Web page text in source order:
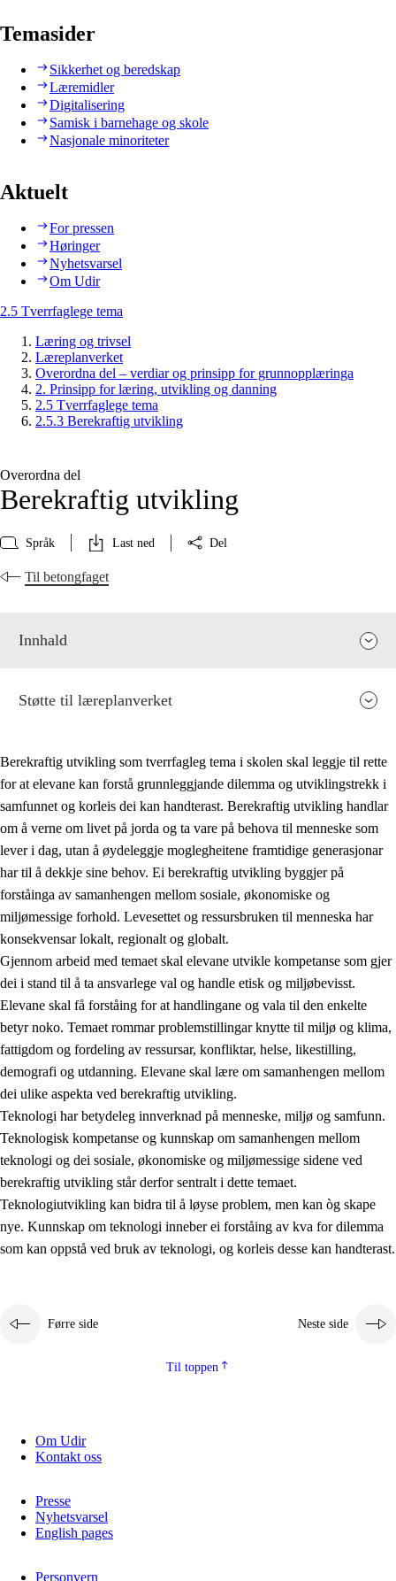
Temasider
Sikkerhet og beredskap
Læremidler
Digitalisering
Samisk i barnehage og skole
Nasjonale minoriteter
Aktuelt
For pressen
Høringer
Nyhetsvarsel
Om Udir
2.5 Tverrfaglege tema
Læring og trivsel
Læreplanverket
Overordna del – verdiar og prinsipp for grunnopplæringa
2. Prinsipp for læring, utvikling og danning
2.5 Tverrfaglege tema
2.5.3 Berekraftig utvikling
Overordna del
Berekraftig utvikling
Språk Last ned Del
Til betongfaget
Innhald
2. Prinsipp for læring, utvikling og danning
2.1 Sosial læring og utvikling
2.2 Kompetanse i faga
2.3 Grunnleggjande ferdigheiter
2.4 Å lære å lære
Tverrfaglege tema
2.5 Tverrfaglege tema
2.5.1 Folkehelse og livsmeistring
2.5.2 Demokrati og medborgarskap
2.5.3 Berekraftig utvikling
Støtte til læreplanverket
Berekraftig utvikling som tverrfagleg tema i skolen skal leggje til rette
for at elevane kan forstå grunnleggjande dilemma og utviklingstrekk i
samfunnet og korleis dei kan handterast. Berekraftig utvikling handlar
om å verne om livet på jorda og ta vare på behova til menneske som
lever i dag, utan å øydeleggje moglegheitene framtidige generasjonar
har til å dekkje sine behov. Ei berekraftig utvikling byggjer på
forståinga av samanhengen mellom sosiale, økonomiske og
miljømessige forhold. Levesettet og ressursbruken til menneska har
konsekvensar lokalt, regionalt og globalt.
Gjennom arbeid med temaet skal elevane utvikle kompetanse som gjer
dei i stand til å ta ansvarlege val og handle etisk og miljøbevisst.
Elevane skal få forståing for at handlingane og vala til den enkelte
betyr noko. Temaet rommar problemstillingar knytte til miljø og klima,
fattigdom og fordeling av ressursar, konfliktar, helse, likestilling,
demografi og utdanning. Elevane skal lære om samanhengen mellom
dei ulike aspekta ved berekraftig utvikling.
Teknologi har betydeleg innverknad på menneske, miljø og samfunn.
Teknologisk kompetanse og kunnskap om samanhengen mellom
teknologi og dei sosiale, økonomiske og miljømessige sidene ved
berekraftig utvikling står derfor sentralt i dette temaet.
Teknologiutvikling kan bidra til å løyse problem, men kan òg skape
nye. Kunnskap om teknologi inneber ei forståing av kva for dilemma
som kan oppstå ved bruk av teknologi, og korleis desse kan handterast.
Førre side Neste side
Til toppen
Om Udir
Kontakt oss
Presse
Nyhetsvarsel
English pages
Personvern